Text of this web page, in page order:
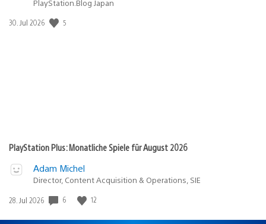
PlayStation.Blog Japan
Veröffentlichungsdatum:
30. Jul 2026 5
PlayStation Plus: Monatliche Spiele für August 2026
Adam Michel
Director, Content Acquisition & Operations, SIE
Veröffentlichungsdatum:
28. Jul 2026 6 12